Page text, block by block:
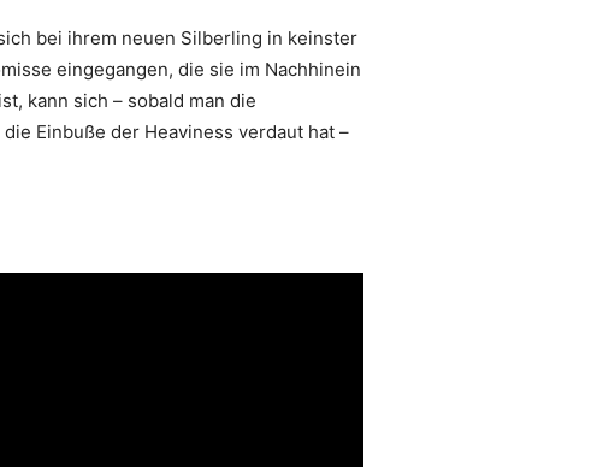
bei ihrem neuen Silberling in keinster
eingegangen, die sie im Nachhinein
kann sich – sobald man die
Einbuße der Heaviness verdaut hat –